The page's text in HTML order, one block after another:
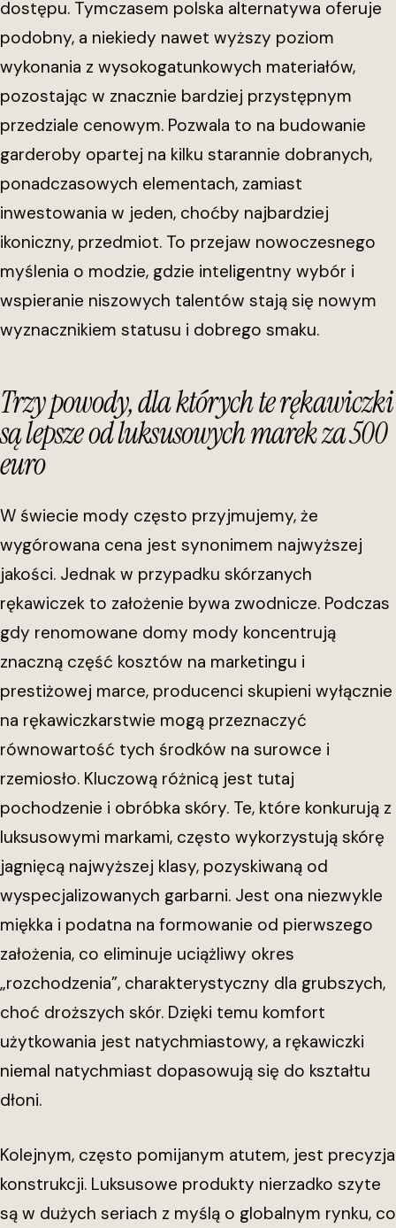
dostępu. Tymczasem polska alternatywa oferuje
podobny, a niekiedy nawet wyższy poziom
wykonania z wysokogatunkowych materiałów,
pozostając w znacznie bardziej przystępnym
przedziale cenowym. Pozwala to na budowanie
garderoby opartej na kilku starannie dobranych,
ponadczasowych elementach, zamiast
inwestowania w jeden, choćby najbardziej
ikoniczny, przedmiot. To przejaw nowoczesnego
myślenia o modzie, gdzie inteligentny wybór i
wspieranie niszowych talentów stają się nowym
wyznacznikiem statusu i dobrego smaku.
Trzy powody, dla których te rękawiczki
są lepsze od luksusowych marek za 500
euro
W świecie mody często przyjmujemy, że
wygórowana cena jest synonimem najwyższej
jakości. Jednak w przypadku skórzanych
rękawiczek to założenie bywa zwodnicze. Podczas
gdy renomowane domy mody koncentrują
znaczną część kosztów na marketingu i
prestiżowej marce, producenci skupieni wyłącznie
na rękawiczkarstwie mogą przeznaczyć
równowartość tych środków na surowce i
rzemiosło. Kluczową różnicą jest tutaj
pochodzenie i obróbka skóry. Te, które konkurują z
luksusowymi markami, często wykorzystują skórę
jagnięcą najwyższej klasy, pozyskiwaną od
wyspecjalizowanych garbarni. Jest ona niezwykle
miękka i podatna na formowanie od pierwszego
założenia, co eliminuje uciążliwy okres
„rozchodzenia”, charakterystyczny dla grubszych,
choć droższych skór. Dzięki temu komfort
użytkowania jest natychmiastowy, a rękawiczki
niemal natychmiast dopasowują się do kształtu
dłoni.
Kolejnym, często pomijanym atutem, jest precyzja
konstrukcji. Luksusowe produkty nierzadko szyte
są w dużych seriach z myślą o globalnym rynku, co